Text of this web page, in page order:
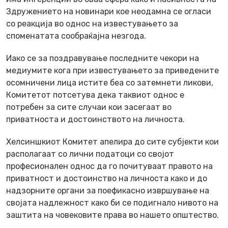
Здружението на новинари кое неодамна се огласи
со реакција во однос на известувањето за
споменатата сообраќајна незгода.
Иако се за поздравување последните чекори на
медиумите кога при известувањето за приведените
осомничени лица истите беа со затемнети ликови,
Комитетот потсетува дека таквиот однос е
потребен за сите случаи кои засегаат во
приватноста и достоинството на личноста.
Хелсиншкиот Комитет апелира до сите субјекти кои
располагаат со лични податоци со својот
професионален однос да го почитуваат правото на
приватност и достоинство на личноста како и до
надзорните органи за поефикасно извршување на
својата надлежност како би се подигнало нивото на
заштита на човековите права во нашето општество.